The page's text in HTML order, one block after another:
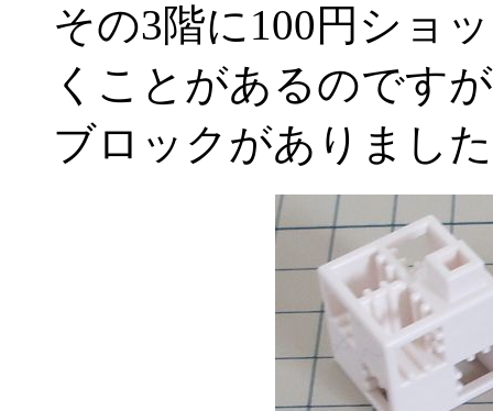
その3階に100円ショ
くことがあるのです
ブロックがありまし